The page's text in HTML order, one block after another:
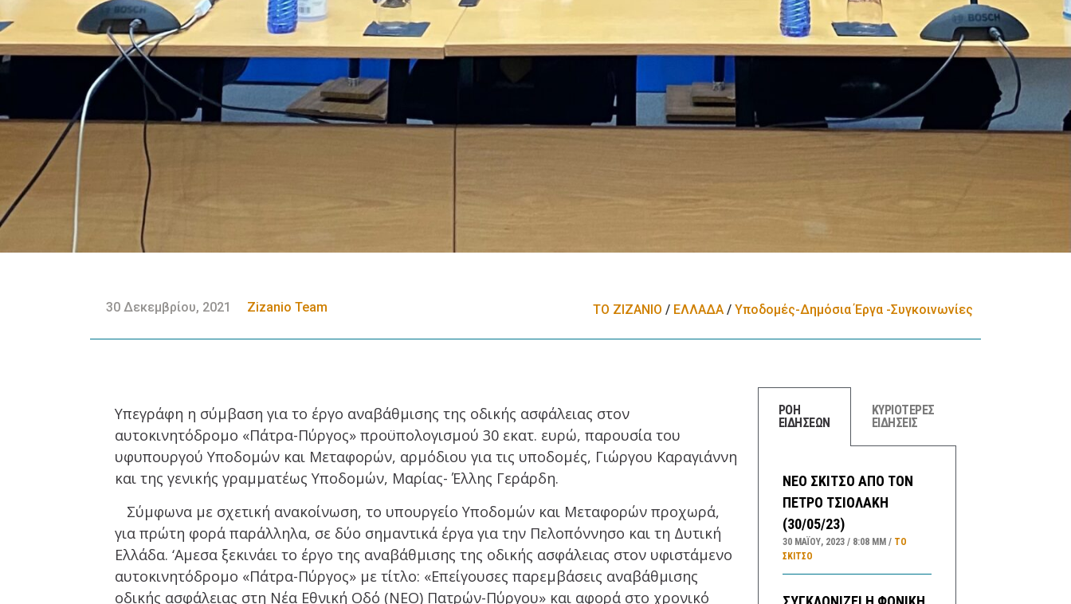
30 Δεκεμβρίου, 2021 Zizanio Team ΤΟ ΖΙΖΑΝΙΟ / ΕΛΛΑΔA / Υποδομές-Δημόσια Έργα -Συγκοινωνίες
Υπεγράφη η σύμβαση για το έργο αναβάθμισης της οδικής ασφάλειας στον
αυτοκινητόδρομο «Πάτρα-Πύργος» προϋπολογισμού 30 εκατ. ευρώ, παρουσία του
υφυπουργού Υποδομών και Μεταφορών, αρμόδιου για τις υποδομές, Γιώργου Καραγιάννη
και της γενικής γραμματέως Υποδομών, Μαρίας- Έλλης Γεράρδη.
Σύμφωνα με σχετική ανακοίνωση, το υπουργείο Υποδομών και Μεταφορών προχωρά,
για πρώτη φορά παράλληλα, σε δύο σημαντικά έργα για την Πελοπόννησο και τη Δυτική
Ελλάδα. ‘Αμεσα ξεκινάει το έργο της αναβάθμισης της οδικής ασφάλειας στον υφιστάμενο
αυτοκινητόδρομο «Πάτρα-Πύργος» με τίτλο: «Επείγουσες παρεμβάσεις αναβάθμισης
οδικής ασφάλειας στη Νέα Εθνική Οδό (ΝΕΟ) Πατρών-Πύργου» και αφορά στο χρονικό
ΡΟΗ
ΕΙΔΗΣΕΩΝ
ΚΥΡΙΟΤΕΡΕΣ
ΕΙΔΗΣΕΙΣ
ΝΕΟ ΣΚΙΤΣΟ ΑΠΟ ΤΟΝ
ΠΕΤΡΟ ΤΣΙΟΛΑΚΗ
(30/05/23)
30 ΜΑΪ́ΟΥ, 2023 8:08 ΜΜ
ΤΟ
ΣΚΊΤΣΟ